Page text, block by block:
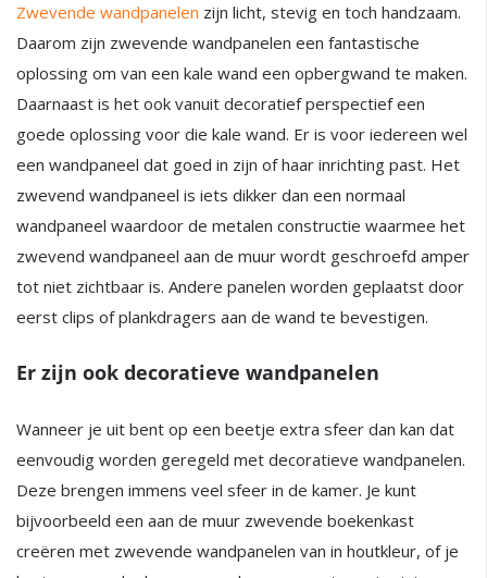
Zwevende wandpanelen zijn licht, stevig en toch handzaam.
Daarom zijn zwevende wandpanelen een fantastische
oplossing om van een kale wand een opbergwand te maken.
Daarnaast is het ook vanuit decoratief perspectief een
goede oplossing voor die kale wand. Er is voor iedereen wel
een wandpaneel dat goed in zijn of haar inrichting past. Het
zwevend wandpaneel is iets dikker dan een normaal
wandpaneel waardoor de metalen constructie waarmee het
zwevend wandpaneel aan de muur wordt geschroefd amper
tot niet zichtbaar is. Andere panelen worden geplaatst door
eerst clips of plankdragers aan de wand te bevestigen.
Er zijn ook decoratieve wandpanelen
Wanneer je uit bent op een beetje extra sfeer dan kan dat
eenvoudig worden geregeld met decoratieve wandpanelen.
Deze brengen immens veel sfeer in de kamer. Je kunt
bijvoorbeeld een aan de muur zwevende boekenkast
creëren met zwevende wandpanelen van in houtkleur, of je